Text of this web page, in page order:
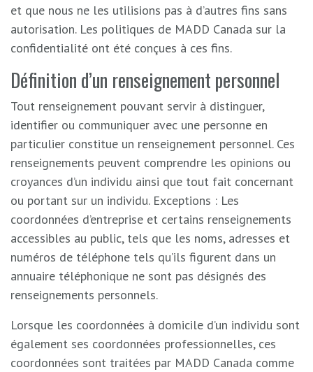
et que nous ne les utilisions pas à d’autres fins sans
autorisation. Les politiques de MADD Canada sur la
confidentialité ont été conçues à ces fins.
Définition d’un renseignement personnel
Tout renseignement pouvant servir à distinguer,
identifier ou communiquer avec une personne en
particulier constitue un renseignement personnel. Ces
renseignements peuvent comprendre les opinions ou
croyances d’un individu ainsi que tout fait concernant
ou portant sur un individu. Exceptions : Les
coordonnées d’entreprise et certains renseignements
accessibles au public, tels que les noms, adresses et
numéros de téléphone tels qu’ils figurent dans un
annuaire téléphonique ne sont pas désignés des
renseignements personnels.
Lorsque les coordonnées à domicile d’un individu sont
également ses coordonnées professionnelles, ces
coordonnées sont traitées par MADD Canada comme